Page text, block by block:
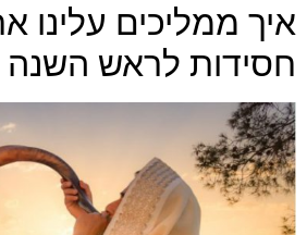
איך ממליכים עלינו
חסידות לראש